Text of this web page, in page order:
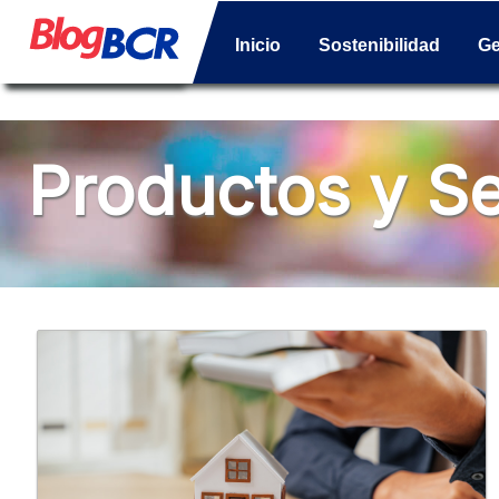
Inicio Sostenibilidad
Productos y